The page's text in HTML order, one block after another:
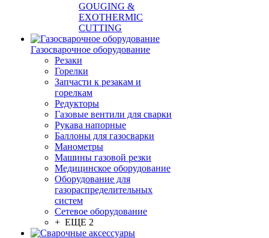
GOUGING &
EXOTHERMIC
CUTTING
Газосварочное оборудование
Резаки
Горелки
Запчасти к резакам и
горелкам
Редукторы
Газовые вентили для сварки
Рукава напорные
Баллоны для газосварки
Манометры
Машины газовой резки
Медицинское оборудование
Оборудование для
газораспределительных
систем
Сетевое оборудование
+ ЕЩЕ 2